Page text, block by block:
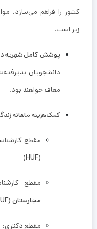
کشور را فراهم می‌سازد.
زیر است:
پوشش کامل شهریه
دانشجویان
معاف خواهند بود.
کمک‌هزینه ماهانه
مقطع
(HUF)
مقطع
مجارستان (HUF)
مقطع دکتری: